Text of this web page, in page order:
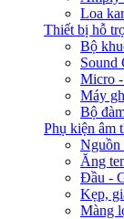
Loa
Thiết bị hỗ
Bộ
Sound
Micro -
Máy
Bộ
Phụ kiện âm
Nguồn
Ăng
Đầu -
Kẹp,
Màng